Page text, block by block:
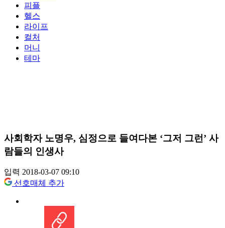
피플
헬스
라이프
컬처
머니
테마
사회학자 노명우, 심정으로 들여다본 ‘그저 그런’ 사
람들의 인생사
입력 2018-03-07 09:10
선호매체 추가